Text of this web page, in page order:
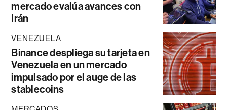
mercado evalúa avances con
Irán
VENEZUELA
Binance despliega su tarjeta en
Venezuela en un mercado
impulsado por el auge de las
stablecoins